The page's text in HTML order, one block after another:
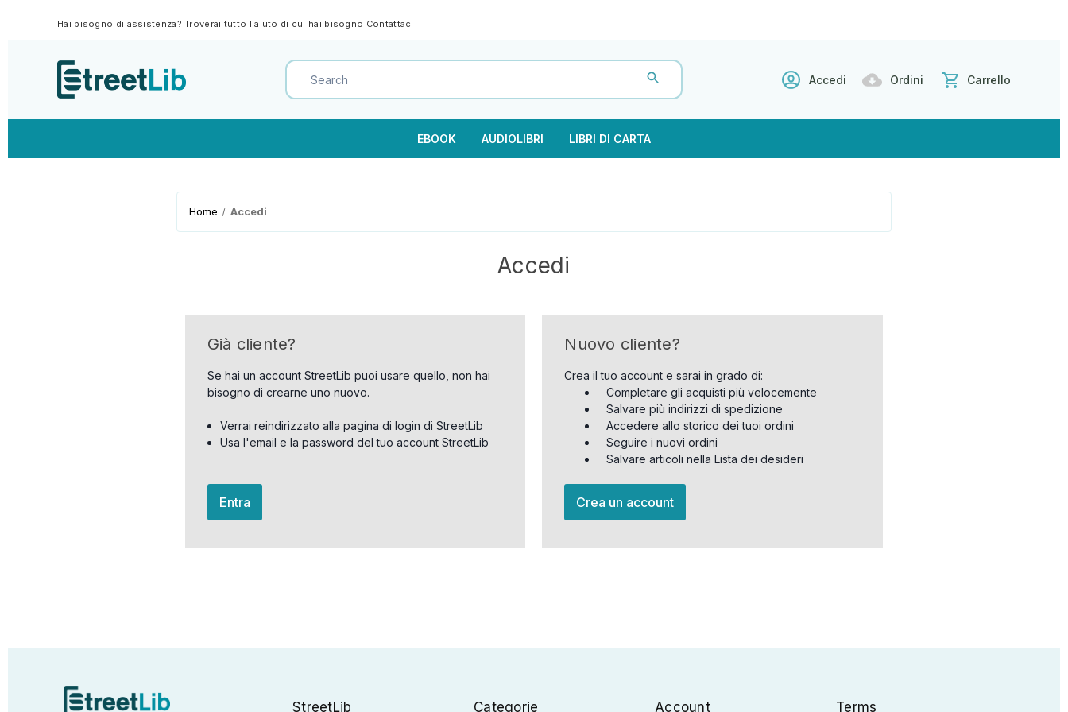
Hai bisogno di assistenza? Troverai tutto l'aiuto di cui hai bisogno Contattaci
Accedi Ordini Carrello
EBOOK AUDIOLIBRI LIBRI DI CARTA
Home Accedi
Accedi
Già cliente?
Se hai un account StreetLib puoi usare quello, non hai
bisogno di crearne uno nuovo.
Verrai reindirizzato alla pagina di login di StreetLib
Usa l'email e la password del tuo account StreetLib
Entra
Nuovo cliente?
Crea il tuo account e sarai in grado di:
Completare gli acquisti più velocemente
Salvare più indirizzi di spedizione
Accedere allo storico dei tuoi ordini
Seguire i nuovi ordini
Salvare articoli nella Lista dei desideri
Crea un account
StreetLib Categorie Account Terms